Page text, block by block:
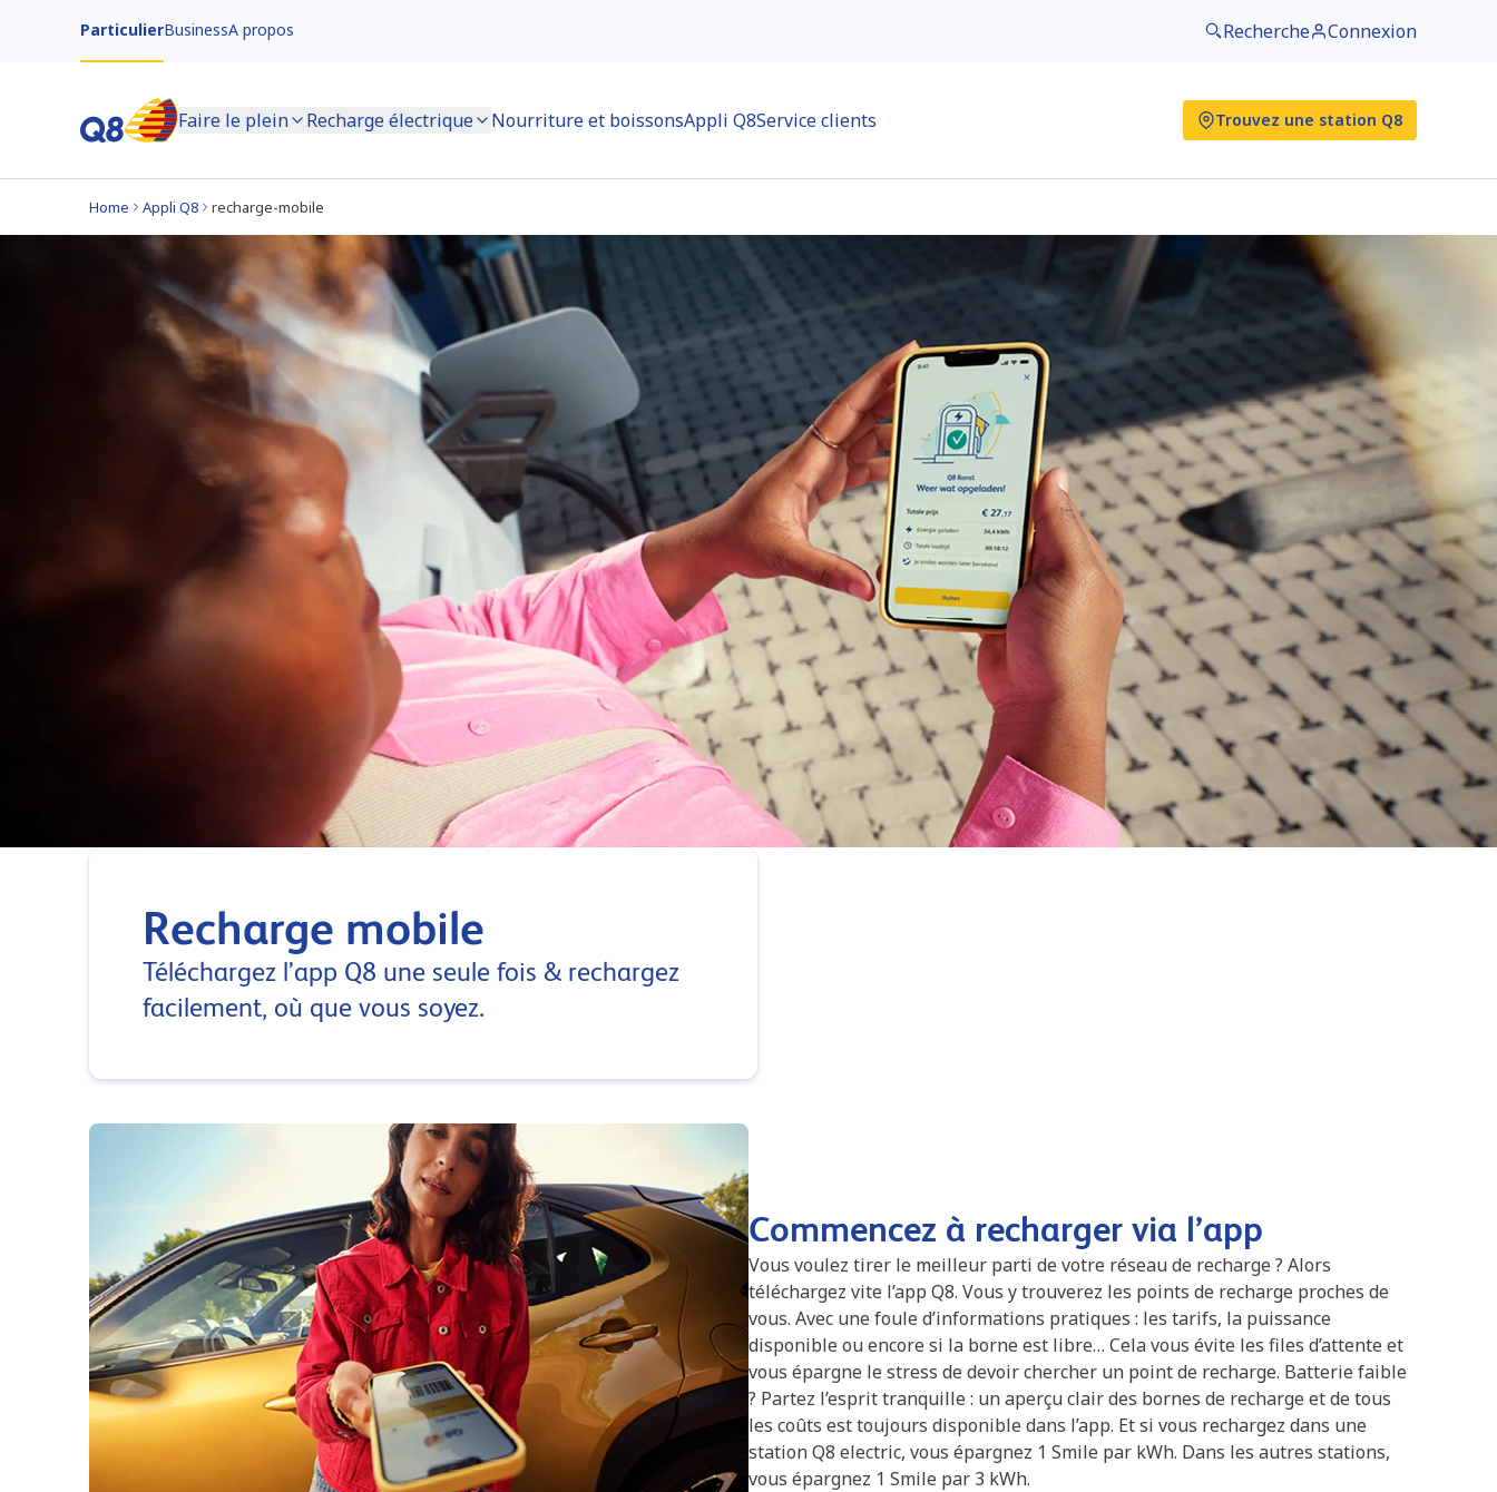
ParticulierBusinessA propos Recherche Connexion
Faire le plein Recharge électrique Nourriture et boissonsAppli Q8Service clients Trouvez une station Q8
Home Appli Q8 recharge-mobile
Recharge mobile
Téléchargez l’app Q8 une seule fois & rechargez
facilement, où que vous soyez.
Commencez à recharger via l’app
Vous voulez tirer le meilleur parti de votre réseau de recharge ? Alors
téléchargez vite l’app Q8. Vous y trouverez les points de recharge proches de
vous. Avec une foule d’informations pratiques : les tarifs, la puissance
disponible ou encore si la borne est libre… Cela vous évite les files d’attente et
vous épargne le stress de devoir chercher un point de recharge. Batterie faible
? Partez l’esprit tranquille : un aperçu clair des bornes de recharge et de tous
les coûts est toujours disponible dans l’app. Et si vous rechargez dans une
station Q8 electric, vous épargnez 1 Smile par kWh. Dans les autres stations,
vous épargnez 1 Smile par 3 kWh.